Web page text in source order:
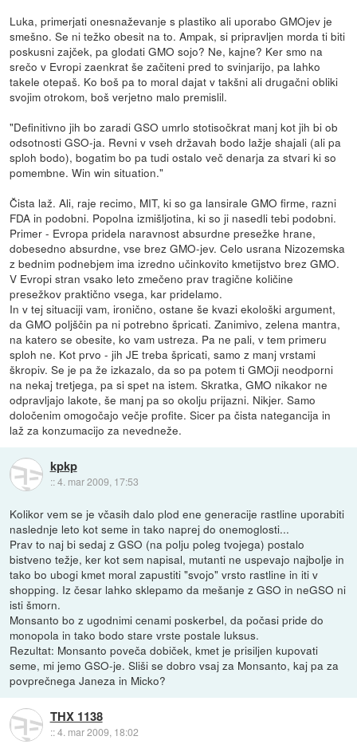
Luka, primerjati onesnaževanje s plastiko ali uporabo GMOjev je
smešno. Se ni težko obesit na to. Ampak, si pripravljen morda ti biti
poskusni zajček, pa glodati GMO sojo? Ne, kajne? Ker smo na
srečo v Evropi zaenkrat še začiteni pred to svinjarijo, pa lahko
takele otepaš. Ko boš pa to moral dajat v takšni ali drugačni obliki
svojim otrokom, boš verjetno malo premislil.
"Definitivno jih bo zaradi GSO umrlo stotisočkrat manj kot jih bi ob
odsotnosti GSO-ja. Revni v vseh državah bodo lažje shajali (ali pa
sploh bodo), bogatim bo pa tudi ostalo več denarja za stvari ki so
pomembne. Win win situation."
Čista laž. Ali, raje recimo, MIT, ki so ga lansirale GMO firme, razni
FDA in podobni. Popolna izmišljotina, ki so ji nasedli tebi podobni.
Primer - Evropa pridela naravnost absurdne presežke hrane,
dobesedno absurdne, vse brez GMO-jev. Celo usrana Nizozemska
z bednim podnebjem ima izredno učinkovito kmetijstvo brez GMO.
V Evropi stran vsako leto zmečeno prav tragične količine
presežkov praktično vsega, kar pridelamo.
In v tej situaciji vam, ironično, ostane še kvazi ekološki argument,
da GMO poljščin pa ni potrebno špricati. Zanimivo, zelena mantra,
na katero se obesite, ko vam ustreza. Pa ne pali, v tem primeru
sploh ne. Kot prvo - jih JE treba špricati, samo z manj vrstami
škropiv. Se je pa že izkazalo, da so pa potem ti GMOji neodporni
na nekaj tretjega, pa si spet na istem. Skratka, GMO nikakor ne
odpravljajo lakote, še manj pa so okolju prijazni. Nikjer. Samo
določenim omogočajo večje profite. Sicer pa čista nategancija in
laž za konzumacijo za nevedneže.
kpkp
::4. mar 2009, 17:53
Kolikor vem se je včasih dalo plod ene generacije rastline uporabiti
naslednje leto kot seme in tako naprej do onemoglosti...
Prav to naj bi sedaj z GSO (na polju poleg tvojega) postalo
bistveno težje, ker kot sem napisal, mutanti ne uspevajo najbolje in
tako bo ubogi kmet moral zapustiti "svojo" vrsto rastline in iti v
shopping. Iz česar lahko sklepamo da mešanje z GSO in neGSO ni
isti šmorn.
Monsanto bo z ugodnimi cenami poskerbel, da počasi pride do
monopola in tako bodo stare vrste postale luksus.
Rezultat: Monsanto poveča dobiček, kmet je prisiljen kupovati
seme, mi jemo GSO-je. Sliši se dobro vsaj za Monsanto, kaj pa za
povprečnega Janeza in Micko?
THX 1138
::4. mar 2009, 18:02